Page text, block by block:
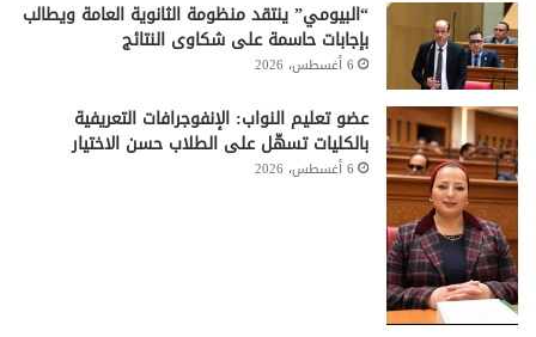
“البيومي” ينتقد منظومة الثانوية العامة ويطالب
بإجابات حاسمة على شكاوى النتائج
6 أغسطس، 2026
عضو تعليم النواب: الإنفوجرافات التعريفية
بالكليات تسهّل على الطلاب حسن الاختيار
6 أغسطس، 2026